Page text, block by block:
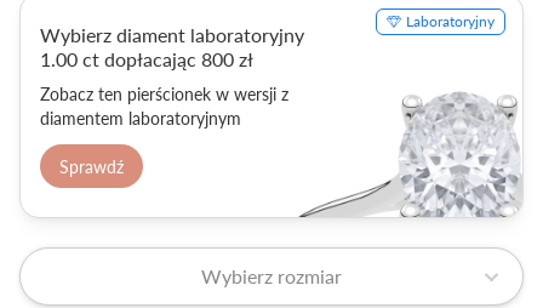
Laboratoryjny
Wybierz diament laboratoryjny
1.00 ct dopłacając 800 zł
Zobacz ten pierścionek w wersji z
diamentem laboratoryjnym
Sprawdź
Wybierz rozmiar